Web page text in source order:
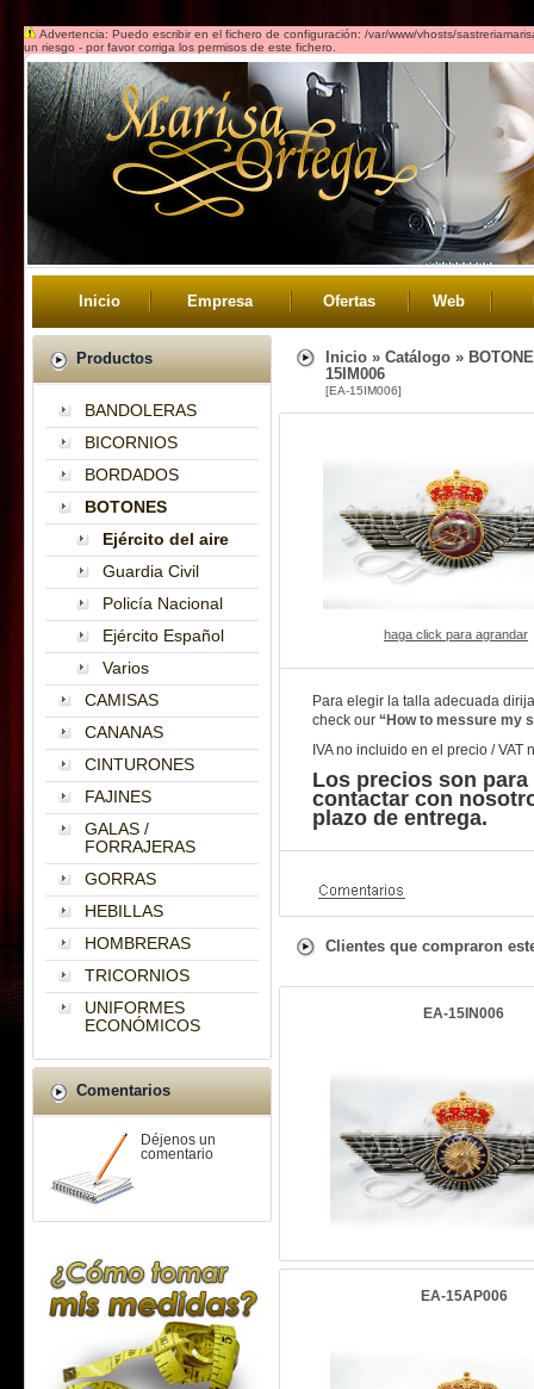
Advertencia: Puedo escribir en el fichero de configuración: /var/www/vhosts/
un riesgo - por favor corriga los permisos de este fichero.
Inicio Empresa Ofertas Web
Productos
BANDOLERAS
BICORNIOS
BORDADOS
BOTONES
Ejército del aire
Guardia Civil
Policía Nacional
Ejército Español
Varios
CAMISAS
CANANAS
CINTURONES
FAJINES
GALAS /
FORRAJERAS
GORRAS
HEBILLAS
HOMBRERAS
TRICORNIOS
UNIFORMES
ECONÓMICOS
Comentarios
Déjenos un
comentario
Inicio » Catálogo »
15IM006
[EA-15IM006]
haga click para agrandar
Para elegir la talla adecuada
check our “How to messure my
IVA no incluido en el precio / VAT
Los precios son
contactar con
plazo de entrega.
Clientes que compraron
EA-15IN006
EA-15AP006